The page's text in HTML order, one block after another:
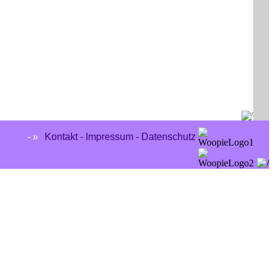
-» Kontakt - Impressum - Datenschutz